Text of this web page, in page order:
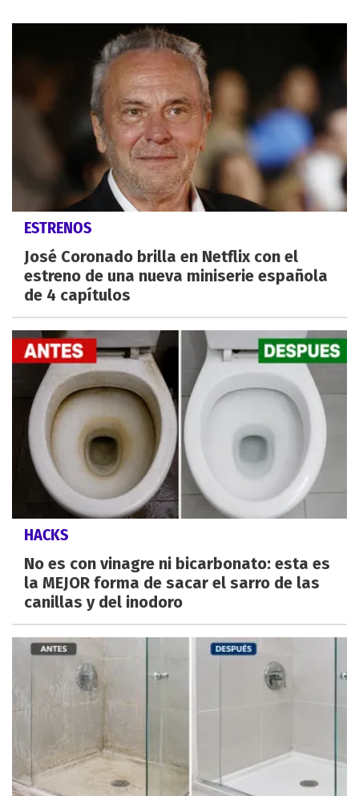
ESTRENOS
José Coronado brilla en Netflix con el
estreno de una nueva miniserie española
de 4 capítulos
HACKS
No es con vinagre ni bicarbonato: esta es
la MEJOR forma de sacar el sarro de las
canillas y del inodoro